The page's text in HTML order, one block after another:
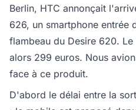
Berlin, HTC annonçait
626, un smartphone entrée
flambeau du Desire 620.
alors 299 euros. Nous
face à ce produit.
D'abord le délai entre la